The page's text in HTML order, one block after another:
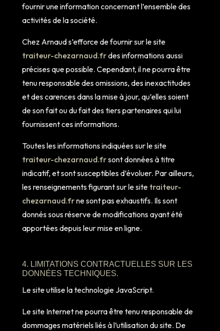
fournir une information concernant l’ensemble des
activités de la société.
Chez Arnaud s’efforce de fournir sur le site
traiteur-chezarnaud.frdes informations aussi
précises que possible. Cependant, il ne pourra être
tenu responsable des omissions, des inexactitudes
et des carences dans la mise à jour, qu’elles soient
de son fait ou du fait des tiers partenaires qui lui
fournissent ces informations.
Toutes les informations indiquées sur le site
traiteur-chezarnaud.frsont données à titre
indicatif, et sont susceptibles d’évoluer. Par ailleurs,
les renseignements figurant sur le site traiteur-
chezarnaud.frne sont pas exhaustifs. Ils sont
donnés sous réserve de modifications ayant été
apportées depuis leur mise en ligne.
4. LIMITATIONS CONTRACTUELLES SUR LES
DONNÉES TECHNIQUES.
Le site utilise la technologie JavaScript.
Le site Internet ne pourra être tenu responsable de
dommages matériels liés à l’utilisation du site. De